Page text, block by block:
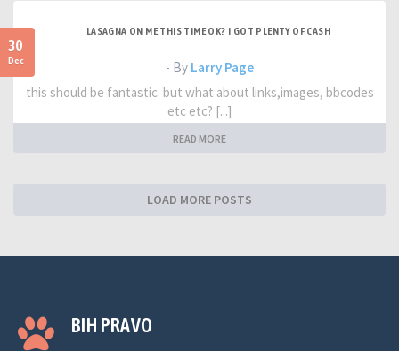
30
Dec
LASAGNA ON ME THIS TIME OK? I GOT PLENTY OF CASH
- By Larry Page
this should be fantastic. but what about links,images, bbcodes
etc etc? [...]
READ MORE
LOAD MORE POSTS
BIH PRAVO